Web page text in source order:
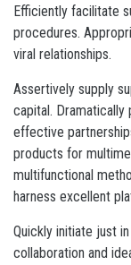
Efficiently facilitate
procedures.
viral relationships.
Assertively supply
capital. Dramatically
effective
products for
multifunctional
harness excellent
Quickly initiate just
collaboration and